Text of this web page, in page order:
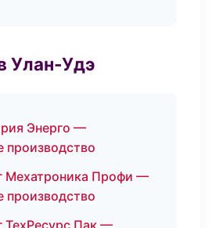
Улан-Удэ
Энерго —
производство
Мехатроника Профи —
производство
ТехРесурс Пак —